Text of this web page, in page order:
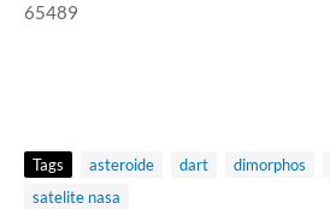
65489
Tags asteroide dart dimorphos
satelite nasa